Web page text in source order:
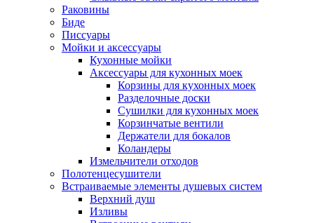
Раковины
Биде
Писсуары
Мойки и аксессуары
Кухонные мойки
Аксессуары для кухонных моек
Корзины для кухонных моек
Разделочные доски
Сушилки для кухонных моек
Корзинчатые вентили
Держатели для бокалов
Коландеры
Измельчители отходов
Полотенцесушители
Встраиваемые элементы душевых систем
Верхний душ
Изливы